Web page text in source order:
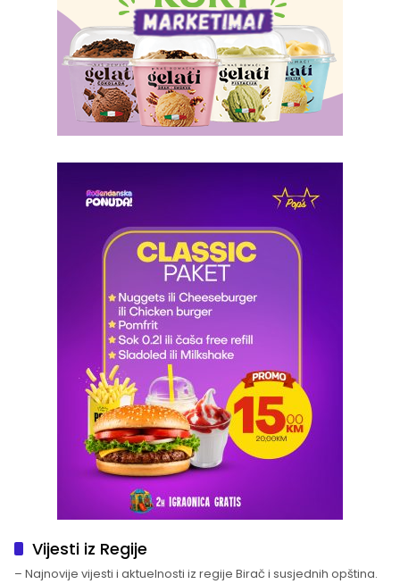
Vijesti iz Regije
– Najnovije vijesti i aktuelnosti iz regije Birač i susjednih opština.